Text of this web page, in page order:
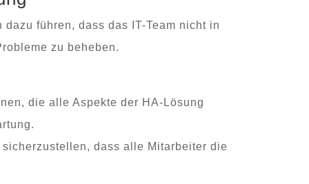
führen, dass das IT-Team nicht in
zu beheben.
die alle Aspekte der HA-Lösung
dass alle Mitarbeiter die